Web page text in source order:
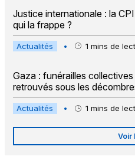
Justice internationale : la
qui la frappe ?
Actualités • 1 mins de
Gaza : funérailles collectives
retrouvés sous les
Actualités • 1 mins de
Voir